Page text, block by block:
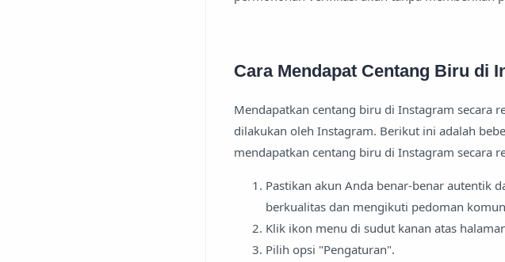
Cara Mendapat Centang Biru di
Mendapatkan centang biru di Instagram secara
dilakukan oleh Instagram. Berikut ini adalah
mendapatkan centang biru di Instagram secara
Pastikan akun Anda benar-benar autentik
berkualitas dan mengikuti pedoman
Klik ikon menu di sudut kanan atas
Pilih opsi "Pengaturan".